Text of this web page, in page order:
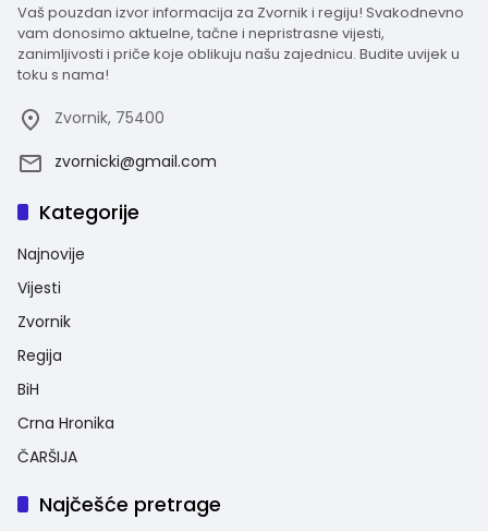
Vaš pouzdan izvor informacija za Zvornik i regiju! Svakodnevno
vam donosimo aktuelne, tačne i nepristrasne vijesti,
zanimljivosti i priče koje oblikuju našu zajednicu. Budite uvijek u
toku s nama!
Zvornik, 75400
zvornicki@gmail.com
Kategorije
Najnovije
Vijesti
Zvornik
Regija
BiH
Crna Hronika
ČARŠIJA
Najčešće pretrage